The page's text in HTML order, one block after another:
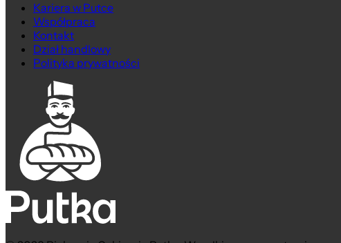
Kariera w Putce
Współpraca
Kontakt
Dział handlowy
Polityka prywatności